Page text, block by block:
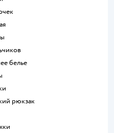
белье
рюкзак